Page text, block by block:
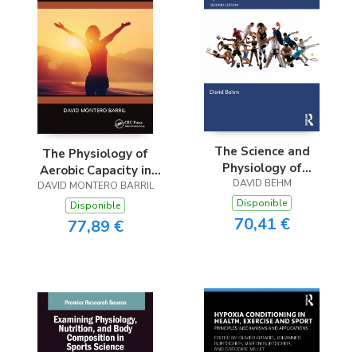
The Physiology of
Aerobic Capacity in
Women
DAVID MONTERO BARRIL
Disponible
77,89 €
The Science and
Physiology of
Flexibility and
Stretching
DAVID BEHM
Disponible
70,41 €